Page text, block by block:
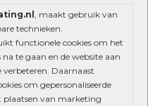
, maakt gebruik van
technieken.
functionele cookies om het
te gaan en de website aan
verbeteren. Daarnaast
om gepersonaliseerde
plaatsen van marketing